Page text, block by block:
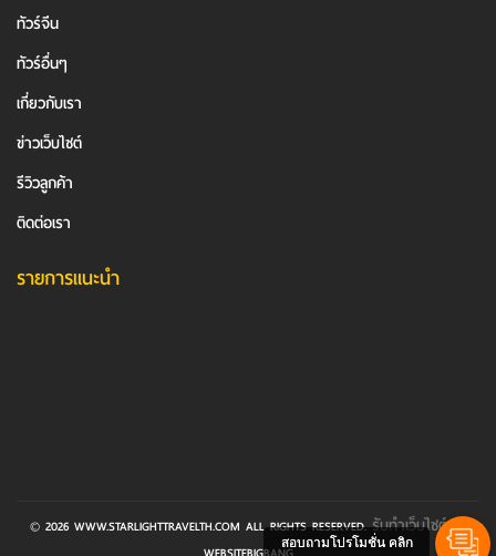
ทัวร์จีน
ทัวร์อื่นๆ
เกี่ยวกับเรา
ข่าวเว็บไซต์
รีวิวลูกค้า
ติดต่อเรา
รายการแนะนำ
© 2026 WWW.STARLIGHTTRAVELTH.COM ALL RIGHTS RESERVED.รับทำเว็บไซต์BY
สอบถามโปรโมชั่น คลิก